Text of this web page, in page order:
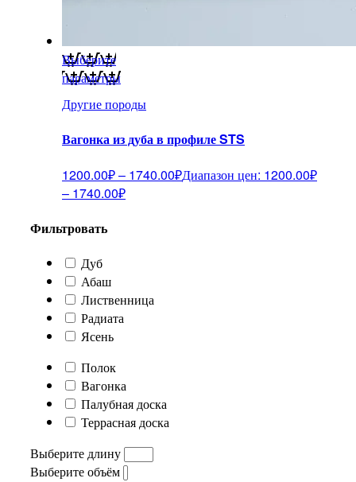
Выберите
параметры
Другие породы
Вагонка из дуба в профиле STS
1200.00₽– 1740.00₽Диапазон цен: 1200.00₽
– 1740.00₽
Фильтровать
Дуб
Абаш
Лиственница
Радиата
Ясень
Полок
Вагонка
Палубная доска
Террасная доска
Выберите длину
Выберите объём